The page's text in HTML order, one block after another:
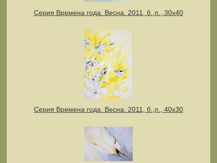
Серия Времена года. Весна. 2011, б.,п., 30х40
Серия Времена года. Весна. 2011, б.,п., 40х30